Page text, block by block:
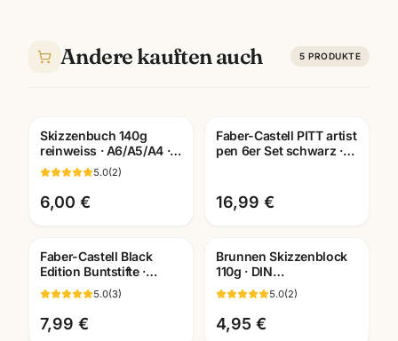
Andere kauften auch 5 PRODUKTE
Skizzenbuch 140g
reinweiss · A6/A5/A4 ·
Zeichenpapier für
Studien unterwegs
5.0(2)
6,00 €
Faber-Castell PITT artist
pen 6er Set schwarz ·
16,99 €
Faber-Castell Black
Edition Buntstifte ·
12/24/36er Set ·
Künstlerbedarf
Mannheim
5.0(3)
7,99 €
Brunnen Skizzenblock
110g · DIN
A2/A3/A4/A5/A6
wählbar ·
Künstlerbedarf
Mannheim
5.0(2)
4,95 €